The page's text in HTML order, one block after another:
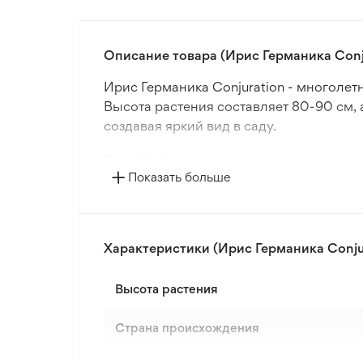
Описание товара (Ирис Германика
Ирис Германика Conjuration -
Высота растения составляет 80-90 см,
создавая яркий вид в саду.
соответствует зонам 3-4, что
выбором для создания элегантных и
Показать больше
Характеристики (Ирис Германика
Высота растения
Страна происхождения